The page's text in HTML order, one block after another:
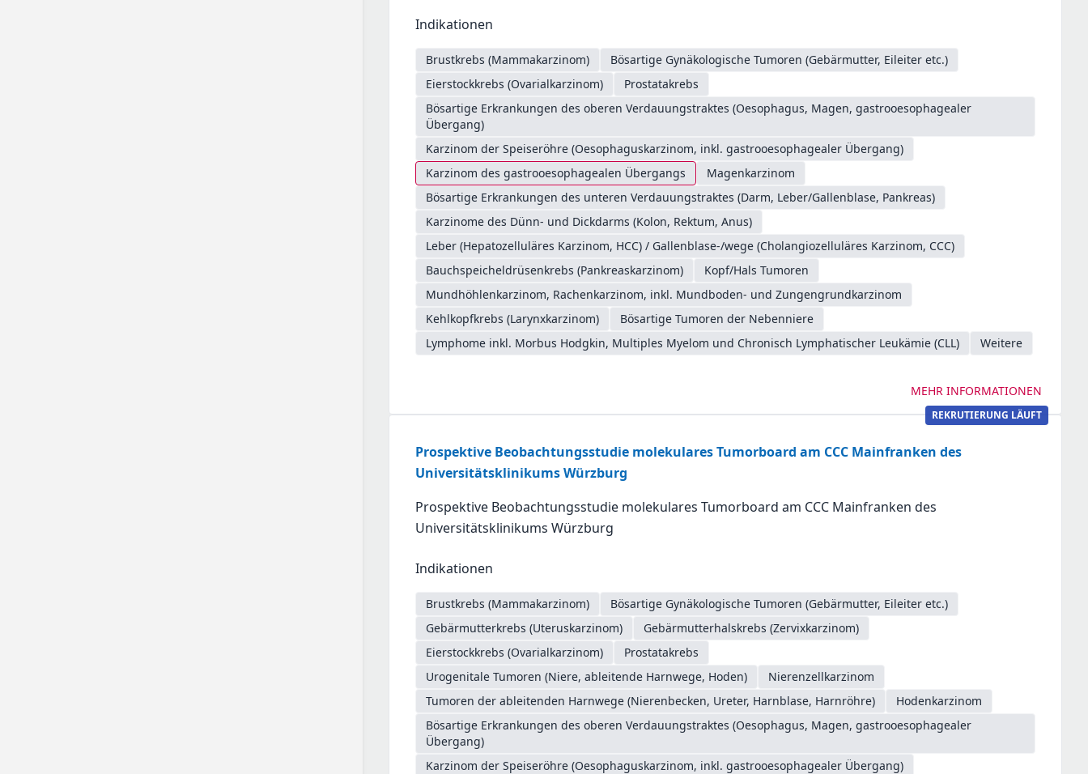
Indikationen
Brustkrebs (Mammakarzinom)
Bösartige Gynäkologische Tumoren (Gebärmutter, Eileiter etc.)
Eierstockkrebs (Ovarialkarzinom)
Prostatakrebs
Bösartige Erkrankungen des oberen Verdauungstraktes (Oesophagus, Magen, gastrooesophagealer
Übergang)
Karzinom der Speiseröhre (Oesophaguskarzinom, inkl. gastrooesophagealer Übergang)
Karzinom des gastrooesophagealen Übergangs
Magenkarzinom
Bösartige Erkrankungen des unteren Verdauungstraktes (Darm, Leber/Gallenblase, Pankreas)
Karzinome des Dünn- und Dickdarms (Kolon, Rektum, Anus)
Leber (Hepatozelluläres Karzinom, HCC) / Gallenblase-/wege (Cholangiozelluläres Karzinom, CCC)
Bauchspeicheldrüsenkrebs (Pankreaskarzinom)
Kopf/Hals Tumoren
Mundhöhlenkarzinom, Rachenkarzinom, inkl. Mundboden- und Zungengrundkarzinom
Kehlkopfkrebs (Larynxkarzinom)
Bösartige Tumoren der Nebenniere
Lymphome inkl. Morbus Hodgkin, Multiples Myelom und Chronisch Lymphatischer Leukämie (CLL)
Weitere
MEHR INFORMATIONEN
REKRUTIERUNG LÄUFT
Prospektive Beobachtungsstudie molekulares Tumorboard am CCC Mainfranken des
Universitätsklinikums Würzburg
Prospektive Beobachtungsstudie molekulares Tumorboard am CCC Mainfranken des
Universitätsklinikums Würzburg
Indikationen
Brustkrebs (Mammakarzinom)
Bösartige Gynäkologische Tumoren (Gebärmutter, Eileiter etc.)
Gebärmutterkrebs (Uteruskarzinom)
Gebärmutterhalskrebs (Zervixkarzinom)
Eierstockkrebs (Ovarialkarzinom)
Prostatakrebs
Urogenitale Tumoren (Niere, ableitende Harnwege, Hoden)
Nierenzellkarzinom
Tumoren der ableitenden Harnwege (Nierenbecken, Ureter, Harnblase, Harnröhre)
Hodenkarzinom
Bösartige Erkrankungen des oberen Verdauungstraktes (Oesophagus, Magen, gastrooesophagealer
Übergang)
Karzinom der Speiseröhre (Oesophaguskarzinom, inkl. gastrooesophagealer Übergang)